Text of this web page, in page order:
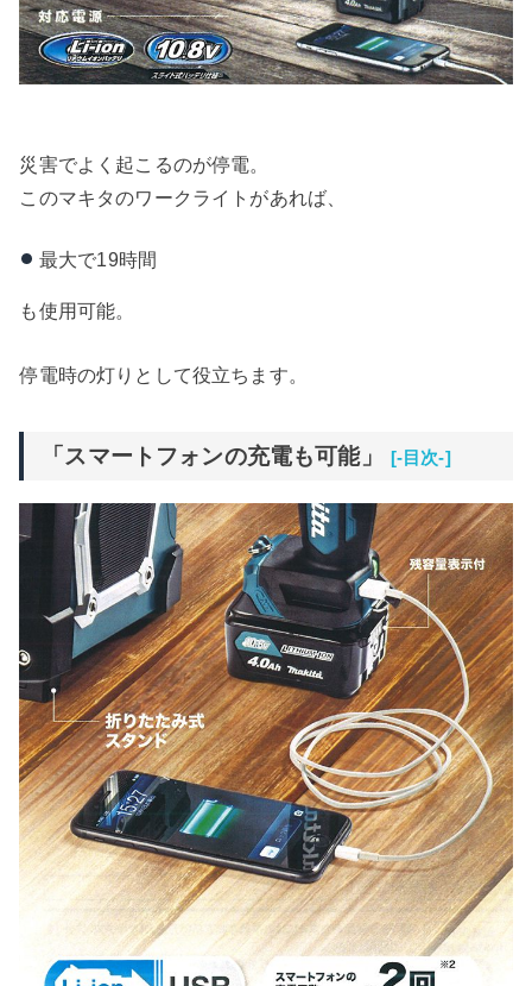
災害でよく起こるのが停電。
このマキタのワークライトがあれば、
最大で19時間
も使用可能。
停電時の灯りとして役立ちます。
「スマートフォンの充電も可能」 [-目次-]